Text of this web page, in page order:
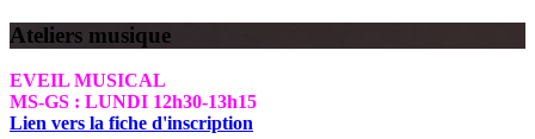
Ateliers musique
EVEIL MUSICAL
MS-GS : LUNDI 12h30-13h15
Lien vers la fiche d'inscription